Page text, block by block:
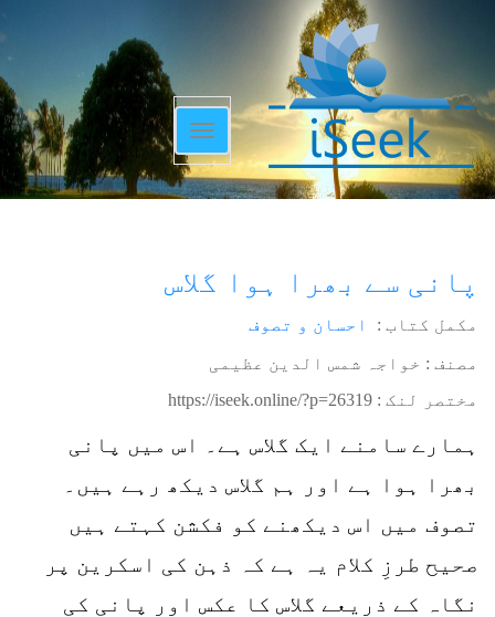
Toggle
navigation
پانی سے بھرا ہوا گلاس
مکمل کتاب : احسان و تصوف
مصنف : خواجہ شمس الدین عظیمی
مختصر لنک : https://iseek.online/?p=26319
ہمارے سامنے ایک گلاس ہے۔ اس میں پانی
بھرا ہوا ہے اور ہم گلاس دیکھ رہے ہیں۔
تصوف میں اس دیکھنے کو فکشن کہتے ہیں
صحیح طرزِ کلام یہ ہے کہ ذہن کی اسکرین پر
نگاہ کے ذریعے گلاس کا عکس اور پانی کی